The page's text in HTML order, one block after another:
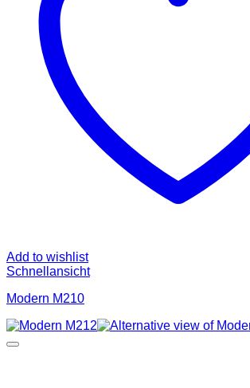
Add to wishlist
Schnellansicht
Modern M210